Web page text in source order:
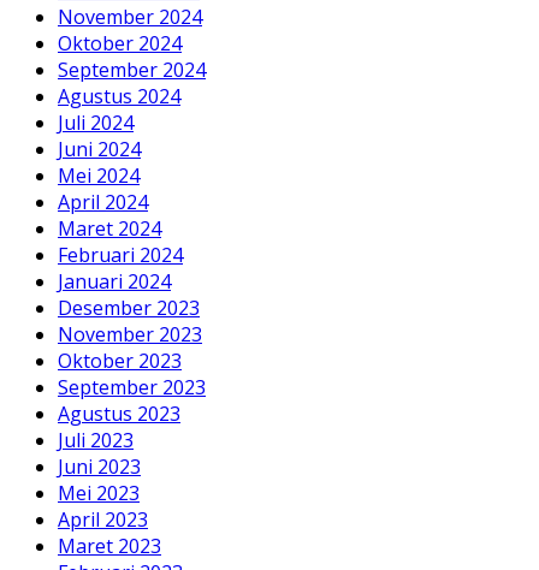
November 2024
Oktober 2024
September 2024
Agustus 2024
Juli 2024
Juni 2024
Mei 2024
April 2024
Maret 2024
Februari 2024
Januari 2024
Desember 2023
November 2023
Oktober 2023
September 2023
Agustus 2023
Juli 2023
Juni 2023
Mei 2023
April 2023
Maret 2023